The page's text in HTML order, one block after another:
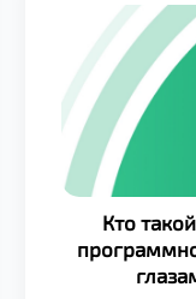
особенно
Кто